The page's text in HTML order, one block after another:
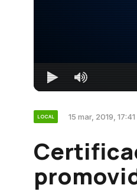
LOCAL 15 mar, 2019, 17:41